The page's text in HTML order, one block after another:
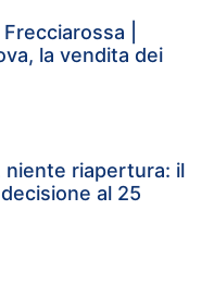
|
la vendita dei
niente riapertura: il
al 25